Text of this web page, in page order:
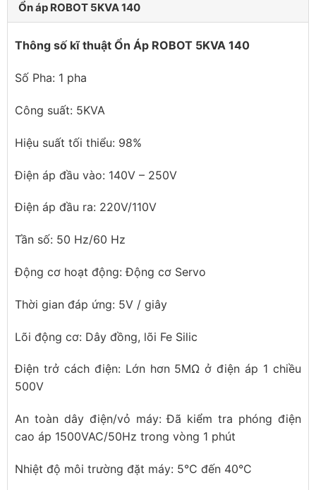
Ổn áp ROBOT 5KVA 140
Thông số kĩ thuật Ổn Áp ROBOT 5KVA 140
Số Pha: 1 pha
Công suất: 5KVA
Hiệu suất tối thiểu: 98%
Điện áp đầu vào: 140V – 250V
Điện áp đầu ra: 220V/110V
Tần số: 50 Hz/60 Hz
Động cơ hoạt động: Động cơ Servo
Thời gian đáp ứng: 5V / giây
Lõi động cơ: Dây đồng, lõi Fe Silic
Điện trở cách điện: Lớn hơn 5MΩ ở điện áp 1 chiều
500V
An toàn dây điện/vỏ máy: Đã kiểm tra phóng điện
cao áp 1500VAC/50Hz trong vòng 1 phút
Nhiệt độ môi trường đặt máy: 5°C đến 40°C